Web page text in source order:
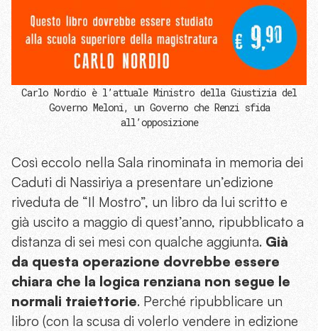
Carlo Nordio è l’attuale Ministro della Giustizia del
Governo Meloni, un Governo che Renzi sfida
all’opposizione
Così eccolo nella Sala rinominata in memoria dei
Caduti di Nassiriya a presentare un’edizione
riveduta de “Il Mostro”, un libro da lui scritto e
già uscito a maggio di quest’anno, ripubblicato a
distanza di sei mesi con qualche aggiunta. Già
da questa operazione dovrebbe essere
chiara che la logica renziana non segue le
normali traiettorie. Perché ripubblicare un
libro (con la scusa di volerlo vendere in edizione